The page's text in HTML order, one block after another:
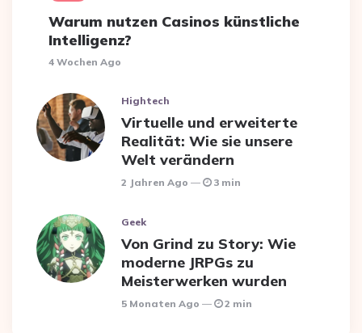
Warum nutzen Casinos künstliche
Intelligenz?
4 Wochen Ago
Hightech
Virtuelle und erweiterte
Realität: Wie sie unsere
Welt verändern
2 Jahren Ago 3 min
Geek
Von Grind zu Story: Wie
moderne JRPGs zu
Meisterwerken wurden
5 Monaten Ago 2 min